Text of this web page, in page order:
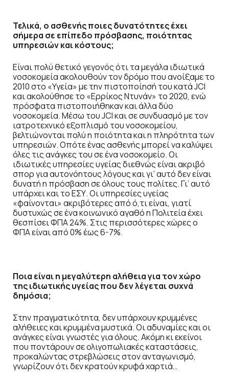
Τελικά, ο ασθενής ποιες δυνατότητες έχει
σήμερα σε επίπεδο πρόσβασης, ποιότητας
υπηρεσιών και κόστους;
Είναι πολύ θετικό γεγονός ότι τα μεγάλα ιδιωτικά
νοσοκομεία ακολουθούν τον δρόμο που ανοίξαμε το
2010 στο «Υγεία» με την πιστοποίησή του κατά JCI
και ακολούθησε το «Ερρίκος Ντυνάν» το 2020, ενώ
πρόσφατα πιστοποιήθηκαν και άλλα δύο
νοσοκομεία. Μέσω του JCI και σε συνδυασμό με τον
ιατροτεχνικό εξοπλισμό του νοσοκομείου,
βελτιώνονται πολύ η ποιότητα και η πληρότητα των
υπηρεσιών. Οπότε ένας ασθενής μπορεί να καλύψει
όλες τις ανάγκες του σε ένα νοσοκομείο. Οι
ιδιωτικές υπηρεσίες υγείας διεθνώς είναι ακριβό
σπορ για αυτονόητους λόγους και γι’ αυτό δεν είναι
δυνατή η πρόσβαση σε όλους τους πολίτες. Γι’ αυτό
υπάρχει και το ΕΣΥ. Οι υπηρεσίες υγείας
«φαίνονται» ακριβότερες από ό,τι είναι, γιατί
δυστυχώς σε ένα κοινωνικό αγαθό η Πολιτεία έχει
θεσπίσει ΦΠΑ 24%. Στις περισσότερες χώρες ο
ΦΠΑ είναι από 0% έως 6-7%.
Ποια είναι η μεγαλύτερη αλήθεια για τον χώρο
της ιδιωτικής υγείας που δεν λέγεται συχνά
δημόσια;
Στην πραγματικότητα, δεν υπάρχουν κρυμμένες
αλήθειες και κρυμμένα μυστικά. Οι αδυναμίες και οι
ανάγκες είναι γνωστές για όλους. Ακόμη κι εκείνοι
που ποντάρουν σε ολιγοπωλιακές καταστάσεις,
προκαλώντας στρεβλώσεις στον ανταγωνισμό,
γνωρίζουν ότι δεν κρατούν κρυφά χαρτιά…